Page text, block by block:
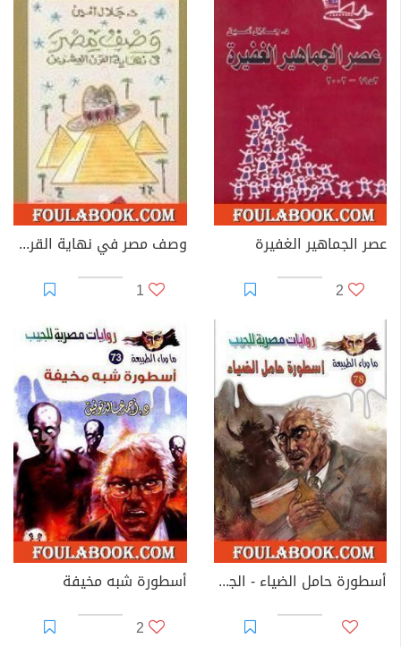
عصر الجماهير الغفيرة
2
وصف مصر في نهاية القرن العشرين
1
أسطورة حامل الضياء - الجزء الأول
أسطورة شبه مخيفة
2